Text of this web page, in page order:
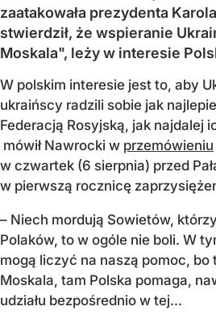
zaatakowała prezydenta
stwierdził, że wspieranie
Moskala", leży w interesie
W polskim interesie jest to, aby
ukraińscy radzili sobie jak
Federacją Rosyjską, jak najdalej
mówił Nawrocki w przemówieniu
w czwartek (6 sierpnia) przed
w pierwszą rocznicę
– Niech mordują Sowietów,
Polaków, to w ogóle nie boli. W
mogą liczyć na naszą pomoc, bo
Moskala, tam Polska pomaga,
udziału bezpośrednio w tej...